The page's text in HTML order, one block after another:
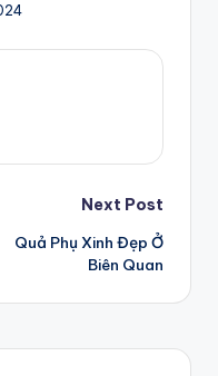
Next Post
Quả Phụ Xinh Đẹp Ở
Biên Quan